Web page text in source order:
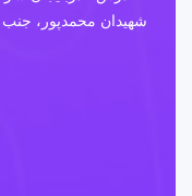
شهیدان محمدپور، جنب